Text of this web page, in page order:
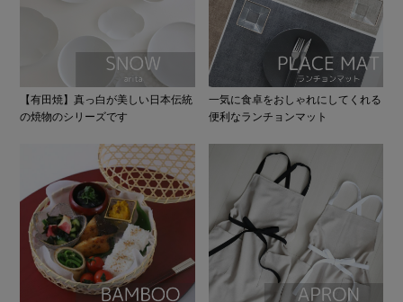
【有田焼】真っ白が美しい日本伝統
の焼物のシリーズです
一気に食卓をおしゃれにしてくれる
便利なランチョンマット